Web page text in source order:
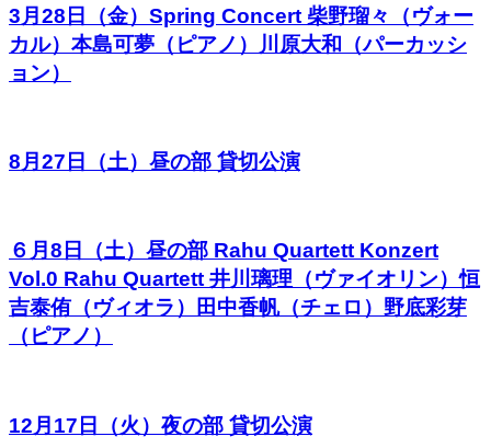
3月28日（金）Spring Concert 柴野瑠々（ヴォー
カル）本島可夢（ピアノ）川原大和（パーカッシ
ョン）
8月27日（土）昼の部 貸切公演
６月8日（土）昼の部 Rahu Quartett Konzert
Vol.0 Rahu Quartett 井川璃理（ヴァイオリン）恒
吉泰侑（ヴィオラ）田中香帆（チェロ）野底彩芽
（ピアノ）
12月17日（火）夜の部 貸切公演